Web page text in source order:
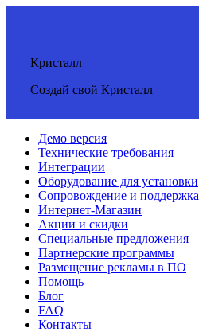
Кристалл
Создай свой Кристалл
Демо версия
Технические требования
Интеграции
Оборудование для установки
Сопровождение и поддержка
Интернет-Магазин
Акции и скидки
Специальные предложения
Партнерские программы
Размещение рекламы в ПО
Помощь
Блог
FAQ
Контакты